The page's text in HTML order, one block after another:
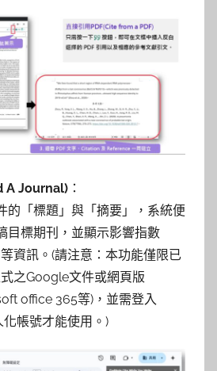
A Journal) ：
的「標題」與「摘要」，系統便
目標期刊，並顯示影響指數
資訊。(請注意：本功能僅限已
之Google文件或網頁版
office 365等)，並需登入
帳號才能使用。)